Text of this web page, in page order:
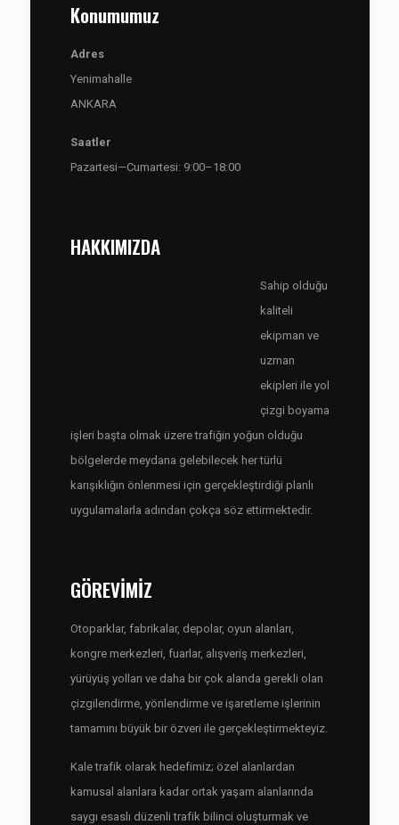
Konumumuz
Adres
Yenimahalle
ANKARA
Saatler
Pazartesi—Cumartesi: 9:00–18:00
HAKKIMIZDA
Sahip olduğu
kaliteli
ekipman ve
uzman
ekipleri ile yol
çizgi boyama
işleri başta olmak üzere trafiğin yoğun olduğu
bölgelerde meydana gelebilecek her türlü
karışıklığın önlenmesi için gerçekleştirdiği planlı
uygulamalarla adından çokça söz ettirmektedir.
GÖREVİMİZ
Otoparklar, fabrikalar, depolar, oyun alanları,
kongre merkezleri, fuarlar, alışveriş merkezleri,
yürüyüş yolları ve daha bir çok alanda gerekli olan
çizgilendirme, yönlendirme ve işaretleme işlerinin
tamamını büyük bir özveri ile gerçekleştirmekteyiz.
Kale trafik olarak hedefimiz; özel alanlardan
kamusal alanlara kadar ortak yaşam alanlarında
saygı esaslı düzenli trafik bilinci oluşturmak ve